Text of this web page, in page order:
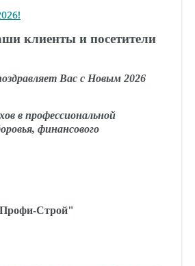
клиенты и посетители
Вас с Новым 2026
в профессиональной
финансового
Строй"